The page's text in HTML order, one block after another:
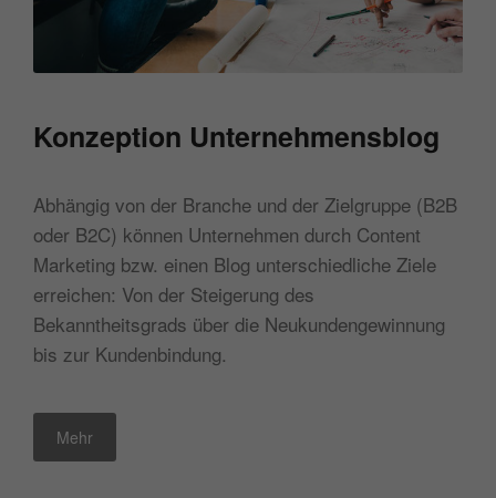
Konzeption Unternehmensblog
Abhängig von der Branche und der Zielgruppe (B2B
oder B2C) können Unternehmen durch Content
Marketing bzw. einen Blog unterschiedliche Ziele
erreichen: Von der Steigerung des
Bekanntheitsgrads über die Neukundengewinnung
bis zur Kundenbindung.
Mehr